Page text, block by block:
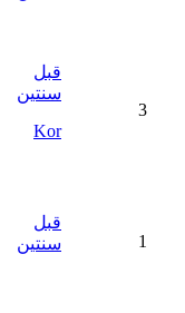
3
قبل
سنتين
Kor
1
قبل
سنتين